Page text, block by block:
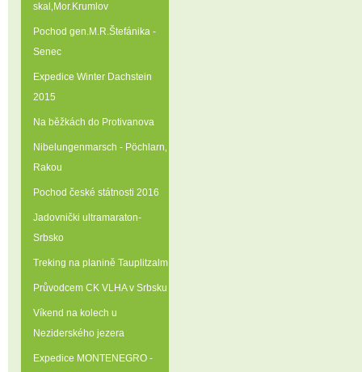
skal‚Mor.Krumlov
Pochod gen.M.R.Štefánika -
Senec
Expedice Winter Dachstein
2015
Na běžkách do Protivanova
Nibelungenmarsch - Pöchlarn‚
Rakou
Pochod české státnosti 2016
Jadovnički ultramaraton-
Srbsko
Treking na planině Tauplitzalm
Průvodcem CK VLHA v Srbsku
Víkend na kolech u
Neziderského jezera
Expedice MONTENEGRO -